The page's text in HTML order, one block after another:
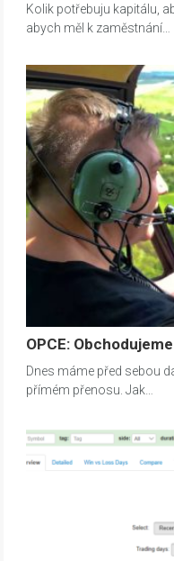
Kolik potřebuju kapitálu,
abych měl k zaměstnání…
OPCE:
Dnes máme před sebou
přímém přenosu. Jak…